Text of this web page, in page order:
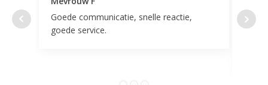
Goede communicatie, snelle reactie,
goede service.
door